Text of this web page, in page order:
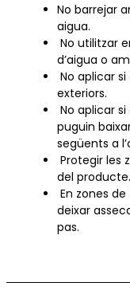
No barrejar
aigua.
No utilitzar
d’aigua o
No aplicar
exteriors.
No aplicar
puguin
següents a
Protegir les
del producte.
En zones
deixar
pas.